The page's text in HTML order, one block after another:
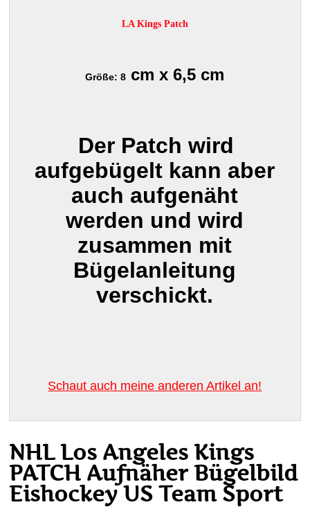
LA Kings Patch
Größe: 8 cm x 6,5 cm
Der Patch wird
aufgebügelt kann aber
auch aufgenäht
werden und wird
zusammen mit
Bügelanleitung
verschickt.
Schaut auch meine anderen Artikel an!
NHL Los Angeles Kings
PATCH Aufnäher Bügelbild
Eishockey US Team Sport